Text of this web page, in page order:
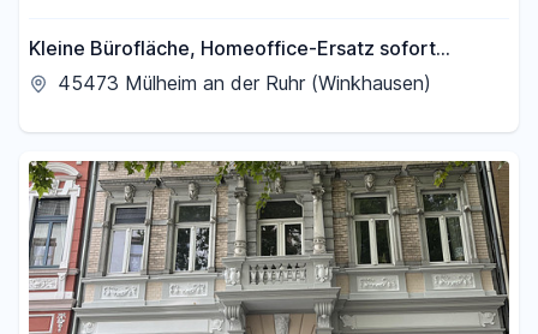
Kleine Bürofläche, Homeoffice-Ersatz sofort
verfügbar
45473 Mülheim an der Ruhr (Winkhausen)